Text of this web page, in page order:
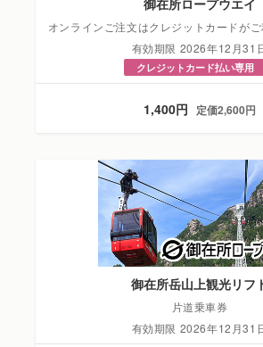
オンラインご注文はクレジットカードが
有効期限 2026年12月31
クレジットカード払い専用
1,400円 定価2,600円
御在所岳山上観光リフ
片道乗車券
有効期限 2026年12月31